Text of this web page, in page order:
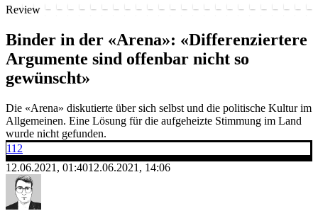
Review
Binder in der «Arena»: «Differenziertere
Argumente sind offenbar nicht so
gewünscht»
Die «Arena» diskutierte über sich selbst und die politische Kultur im
Allgemeinen. Eine Lösung für die aufgeheizte Stimmung im Land
wurde nicht gefunden.
112
12.06.2021, 01:4012.06.2021, 14:06